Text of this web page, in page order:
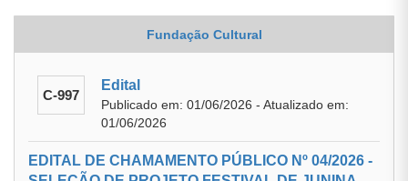
Fundação Cultural
C-997
Edital
Publicado em: 01/06/2026 - Atualizado em:
01/06/2026
EDITAL DE CHAMAMENTO PÚBLICO Nº 04/2026 -